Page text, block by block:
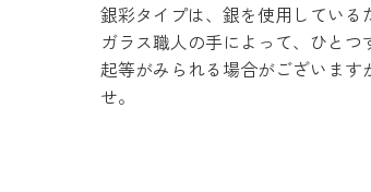
銀彩タイプは、銀を使用している
ガラス職人の手によって、ひと
起等がみられる場合がございま
せ。